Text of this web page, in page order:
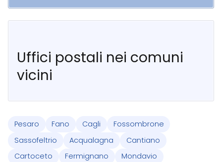
Uffici postali nei comuni
vicini
Pesaro Fano Cagli
Fossombrone
Sassofeltrio
Acqualagna
Cantiano
Cartoceto
Fermignano Mondavio